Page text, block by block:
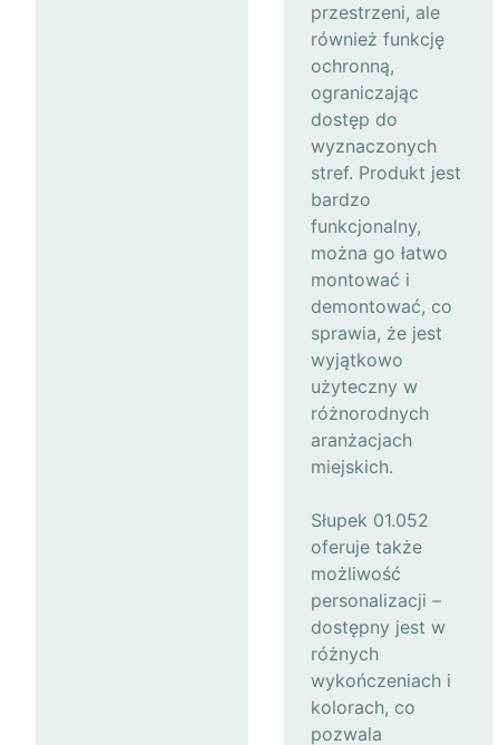
przestrzeni, ale
również funkcję
ochronną,
ograniczając
dostęp do
wyznaczonych
stref. Produkt jest
bardzo
funkcjonalny,
można go łatwo
montować i
demontować, co
sprawia, że jest
wyjątkowo
użyteczny w
różnorodnych
aranżacjach
miejskich.
Słupek 01.052
oferuje także
możliwość
personalizacji –
dostępny jest w
różnych
wykończeniach i
kolorach, co
pozwala